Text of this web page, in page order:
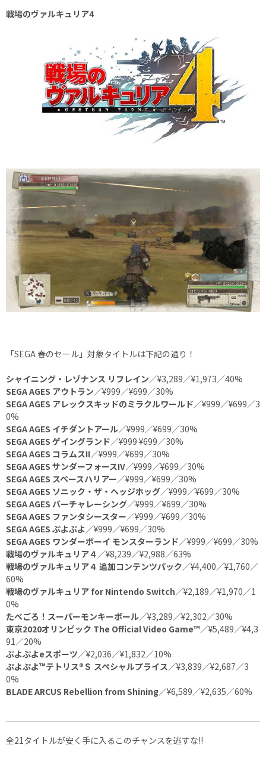
戦場のヴァルキュリア4
「SEGA 春のセール」対象タイトルは下記の通り！
シャイニング・レゾナンス リフレイン／¥3,289／¥1,973／40%
SEGA AGES アウトラン／¥999／¥699／30%
SEGA AGES アレックスキッドのミラクルワールド／¥999／¥699／3
0%
SEGA AGES イチダントアール／¥999／¥699／30%
SEGA AGES ゲイングランド／¥999 ¥699／30%
SEGA AGES コラムスII／¥999／¥699／30%
SEGA AGES サンダーフォースIV／¥999／¥699／30%
SEGA AGES スペースハリアー／¥999／¥699／30%
SEGA AGES ソニック・ザ・ヘッジホッグ／¥999／¥699／30%
SEGA AGES バーチャレーシング／¥999／¥699／30%
SEGA AGES ファンタシースター／¥999／¥699／30%
SEGA AGES ぷよぷよ／¥999／¥699／30%
SEGA AGES ワンダーボーイ モンスターランド／¥999／¥699／30%
戦場のヴァルキュリア４／¥8,239／¥2,988／63%
戦場のヴァルキュリア４ 追加コンテンツパック／¥4,400／¥1,760／
60%
戦場のヴァルキュリア for Nintendo Switch／¥2,189／¥1,970／1
0%
たべごろ！スーパーモンキーボール／¥3,289／¥2,302／30%
東京2020オリンピック The Official Video Game™／¥5,489／¥4,3
91／20%
ぷよぷよeスポーツ／¥2,036／¥1,832／10%
ぷよぷよ™テトリス®Ｓ スペシャルプライス／¥3,839／¥2,687／3
0%
BLADE ARCUS Rebellion from Shining／¥6,589／¥2,635／60%
全21タイトルが安く手に入るこのチャンスを逃すな!!